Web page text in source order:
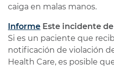
caiga en malas manos.
Informe Este incidente
Si es un paciente que
notificación de violación
Health Care, es posible